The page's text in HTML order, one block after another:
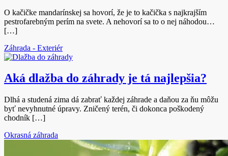
O kačičke mandarínskej sa hovorí, že je to kačička s najkrajším
pestrofarebným perím na svete. A nehovorí sa to o nej náhodou…
[…]
Záhrada - Exteriér
Aká dlažba do záhrady je tá najlepšia?
Dlhá a studená zima dá zabrať každej záhrade a daňou za ňu môžu
byť nevyhnutné úpravy. Zničený terén, či dokonca poškodený
chodník […]
Okrasná záhrada